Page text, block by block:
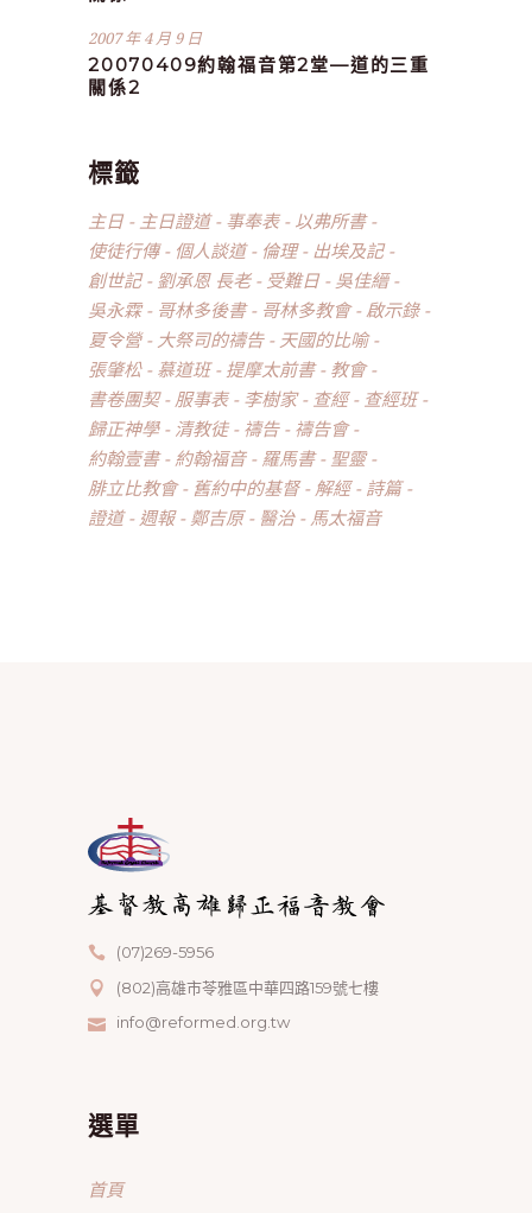
2007 年 4 月 9 日
20070409約翰福音第2堂—道的三重
關係2
標籤
主日 主日證道 事奉表
以弗所書
使徒行傳
個人談道 倫理
出埃及記
創世記
劉承恩 長老 受難日
吳佳縉
吳永霖
哥林多後書 哥林多教會
啟示錄
夏令營
大祭司的禱告
天國的比喻
張肇松
慕道班 提摩太前書
教會
書卷團契
服事表 李樹家 查經
查經班
歸正神學
清教徒 禱告
禱告會
約翰壹書
約翰福音 羅馬書
聖靈
腓立比教會
舊約中的基督 解經
詩篇
證道
週報 鄭吉原 醫治 馬太福音
(07)269-5956
(802)高雄市苓雅區中華四路159號七樓
info@reformed.org.tw
選單
首頁